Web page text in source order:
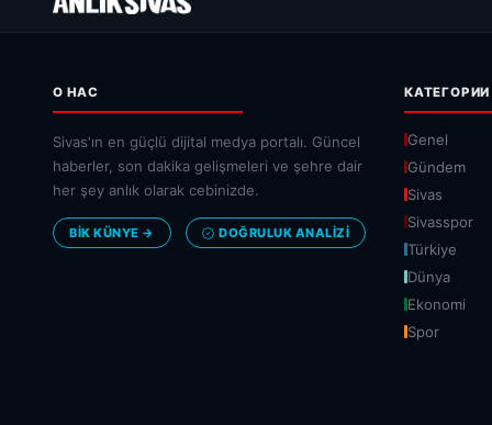
О НАС
Sivas'ın en güçlü dijital medya portalı. Güncel
haberler, son dakika gelişmeleri ve şehre dair
her şey anlık olarak cebinizde.
BİK KÜNYE → DOĞRULUK ANALIZI
КАТЕГОРИИ
Genel
Gündem
Sivas
Sivasspor
Türkiye
Dünya
Ekonomi
Spor